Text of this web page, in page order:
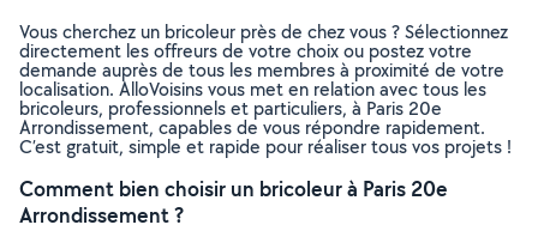
Vous cherchez un bricoleur près de chez vous ? Sélectionnez
directement les offreurs de votre choix ou postez votre
demande auprès de tous les membres à proximité de votre
localisation. AlloVoisins vous met en relation avec tous les
bricoleurs, professionnels et particuliers, à Paris 20e
Arrondissement, capables de vous répondre rapidement.
C’est gratuit, simple et rapide pour réaliser tous vos projets !
Comment bien choisir un bricoleur à Paris 20e
Arrondissement ?